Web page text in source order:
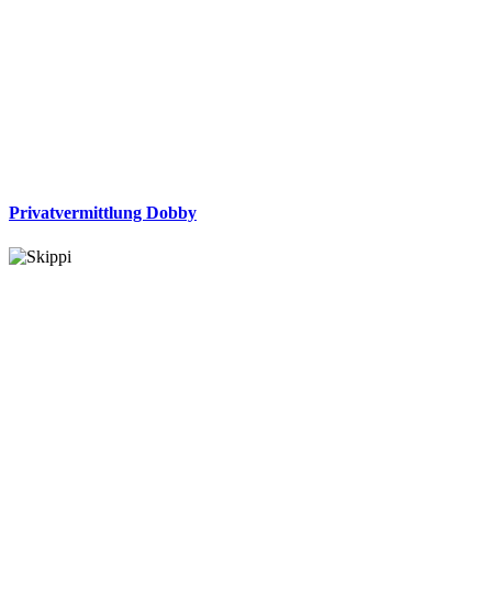
Privatvermittlung Dobby